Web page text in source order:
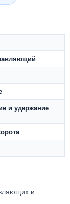
и удержание
и